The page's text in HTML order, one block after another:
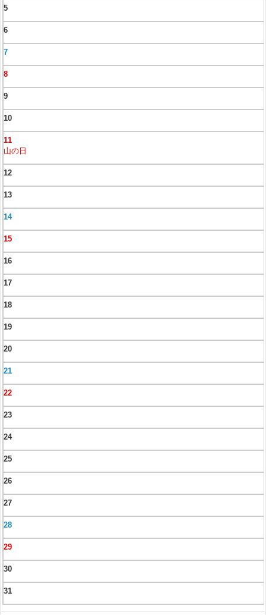
5
6
7
8
9
10
11
山の日
12
13
14
15
16
17
18
19
20
21
22
23
24
25
26
27
28
29
30
31